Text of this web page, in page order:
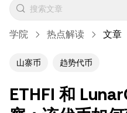
学院 热点解读 文章
山寨币 趋势代币
ETHFI 和